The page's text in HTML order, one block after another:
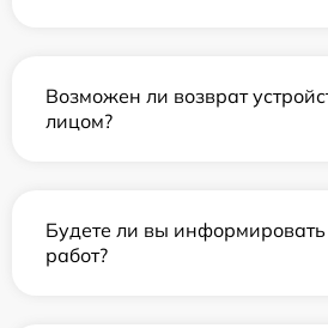
Возможен ли возврат
лицом?
Будете ли вы
работ?